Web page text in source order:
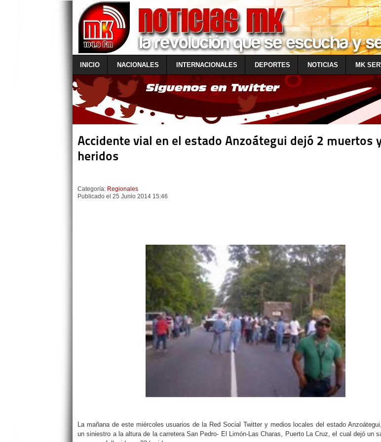
INICIO NACIONALES INTERNACIONALES DEPORTES NOTICIAS MK
Accidente vial en el estado Anzoátegui dejó 2 muertos
heridos
Categoría: Regionales
Publicado el 25 Junio 2014 15:46
La mañana de este miércoles usuarios de la Red Social Twitter y medios locales del estado
un siniestro a la altura de la carretera San Pedro- El Limón-Las Charas, Puerto La Cruz, el cual dejó un